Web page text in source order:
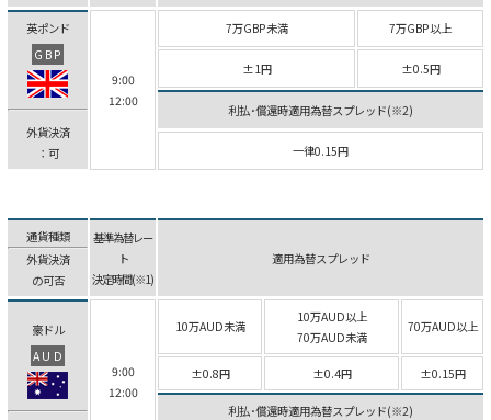
英ポンド
GBP
外貨決済
：可
9:00
12:00
7万GBP未満 7万GBP以上
±1円 ±0.5円
利払･償還時適用為替スプレッド(※2)
一律0.15円
通貨種類
外貨決済
の可否
基準為替レー
ト
決定時間(※1)
適用為替スプレッド
豪ドル
AUD
9:00
12:00
10万AUD未満
10万AUD以上
70万AUD未満
70万AUD以上
±0.8円 ±0.4円 ±0.15円
利払･償還時適用為替スプレッド(※2)